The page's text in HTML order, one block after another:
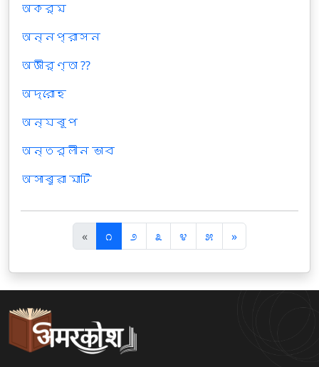
অকর্ম
অন্নপ্রাসন
অজীর্ণ্তা ??
অদ্রোহ
অন্যৰূপ
অন্তর্লীন ভাব
অসাৰুৱা মাটি
«पि
छ
ला
೧ ೨ ೩ ೪ ೫ »अ
ग
ला